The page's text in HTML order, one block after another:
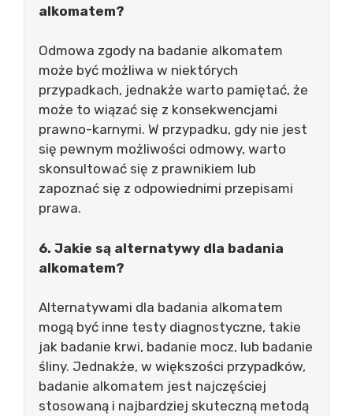
alkomatem?
Odmowa zgody na badanie alkomatem
może być możliwa w niektórych
przypadkach, jednakże warto pamiętać, że
może to wiązać się z konsekwencjami
prawno-karnymi. W przypadku, gdy nie jest
się pewnym możliwości odmowy, warto
skonsultować się z prawnikiem lub
zapoznać się z odpowiednimi przepisami
prawa.
6. Jakie są alternatywy dla badania
alkomatem?
Alternatywami dla badania alkomatem
mogą być inne testy diagnostyczne, takie
jak badanie krwi, badanie mocz, lub badanie
śliny. Jednakże, w większości przypadków,
badanie alkomatem jest najczęściej
stosowaną i najbardziej skuteczną metodą